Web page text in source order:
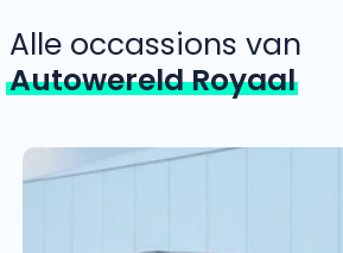
Alle occassions van
Autowereld Royaal